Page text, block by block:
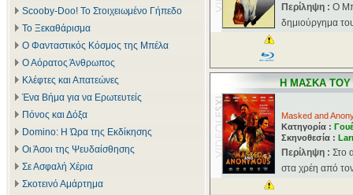
Scooby-Doo! Το Στοιχειωμένο Γήπεδο
Το Ξεκαθάρισμα
Ο Φανταστικός Κόσμος της Μπέλα
Ο Αόρατος Άνθρωπος
Κλέφτες και Απατεώνες
Ένα Βήμα για να Ερωτευτείς
Πόνος και Δόξα
Domino: Η Ώρα της Εκδίκησης
Οι Άσοι της Ψευδαίσθησης
Σε Ασφαλή Χέρια
Σκοτεινό Αμάρτημα
Περίληψη : O
δημιούργημα
Η ΜΑΣΚΑ
Masked and
Κατηγορία :
Σκηνοθεσία :
Περίληψη : Στο
στα χρέη από